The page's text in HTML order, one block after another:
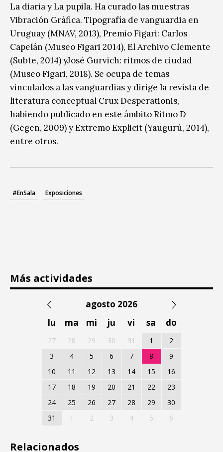
La diaria y La pupila. Ha curado las muestras
Vibración Gráfica. Tipografía de vanguardia en
Uruguay (MNAV, 2013), Premio Figari: Carlos
Capelán (Museo Figari 2014), El Archivo Clemente
(Subte, 2014) yJosé Gurvich: ritmos de ciudad
(Museo Figari, 2018). Se ocupa de temas
vinculados a las vanguardias y dirige la revista de
literatura conceptual Crux Desperationis,
habiendo publicado en este ámbito Ritmo D
(Gegen, 2009) y Extremo Explicit (Yaugurú, 2014),
entre otros.
#EnSala Exposiciones
Más actividades
agosto 2026
lu
ma mi ju vi sa do
27 28 29 30 31 1
2
3
4 5 6 7 8
9
10
11 12 13 14 15
16
17
18 19 20 21 22
23
24
25 26 27 28 29
30
31
1 2 3 4 5 6
Relacionados